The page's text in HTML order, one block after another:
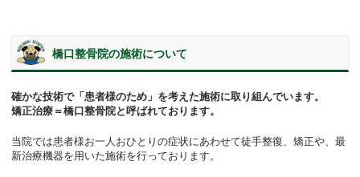
橋口整骨院の施術について
確かな技術で「患者様のため」を考えた施術に取り組んでいます。
矯正治療＝橋口整骨院と呼ばれております。
当院では患者様お一人おひとりの症状にあわせて徒手整復、矯正や、最
新治療機器を用いた施術を行っております。